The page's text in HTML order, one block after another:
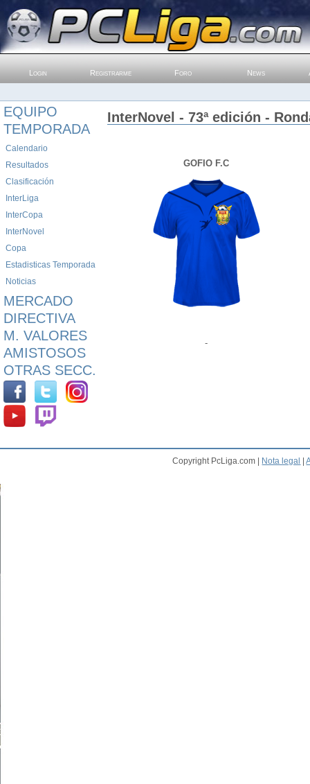
Login Registrarme Foro News
EQUIPO
TEMPORADA
Calendario
Resultados
Clasificación
InterLiga
InterCopa
InterNovel
Copa
Estadisticas Temporada
Noticias
MERCADO
DIRECTIVA
M. VALORES
AMISTOSOS
OTRAS SECC.
InterNovel - 73ª edición -
GOFIO F.C
-
Copyright PcLiga.com | Nota legal |